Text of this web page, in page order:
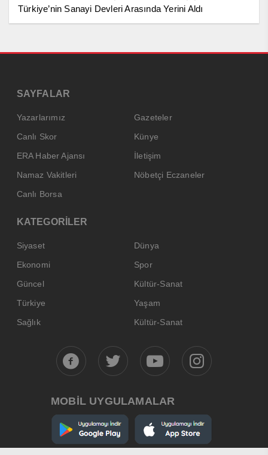
Türkiye’nin Sanayi Devleri Arasında Yerini Aldı
SAYFALAR
Yazarlarımız
Gazeteler
Canlı Skor
Künye
ERA Haber Ajansı
İletişim
Namaz Vakitleri
Nöbetçi Eczaneler
Canlı Borsa
KATEGORİLER
Siyaset
Dünya
Ekonomi
Spor
Güncel
Kültür-Sanat
Türkiye
Yaşam
Sağlık
Kültür-Sanat
MOBİL UYGULAMALAR